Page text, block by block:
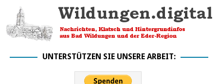
UNTERSTÜTZEN SIE UNSERE ARBEIT: